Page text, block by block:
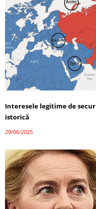
Interesele legitime de
istorică
29/06/2025